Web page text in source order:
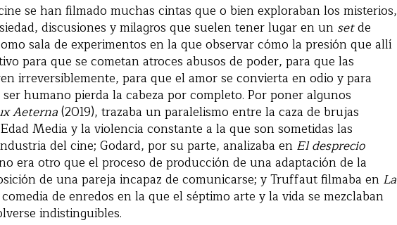
se han filmado muchas cintas que o bien exploraban los misterios,
discusiones y milagros que suelen tener lugar en un setde
sala de experimentos en la que observar cómo la presión que allí
para que se cometan atroces abusos de poder, para que las
irreversiblemente, para que el amor se convierta en odio y para
humano pierda la cabeza por completo. Por poner algunos
Aeterna(2019), trazaba un paralelismo entre la caza de brujas
Media y la violencia constante a la que son sometidas las
del cine; Godard, por su parte, analizaba en El desprecio
era otro que el proceso de producción de una adaptación de la
de una pareja incapaz de comunicarse; y Truffaut filmaba en La
de enredos en la que el séptimo arte y la vida se mezclaban
indistinguibles.